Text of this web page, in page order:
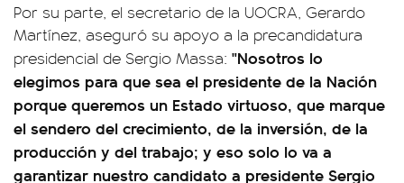
Por su parte, el secretario de la UOCRA, Gerardo
Martínez, aseguró su apoyo a la precandidatura
presidencial de Sergio Massa: "Nosotros lo
elegimos para que sea el presidente de la Nación
porque queremos un Estado virtuoso, que marque
el sendero del crecimiento, de la inversión, de la
producción y del trabajo; y eso solo lo va a
garantizar nuestro candidato a presidente Sergio